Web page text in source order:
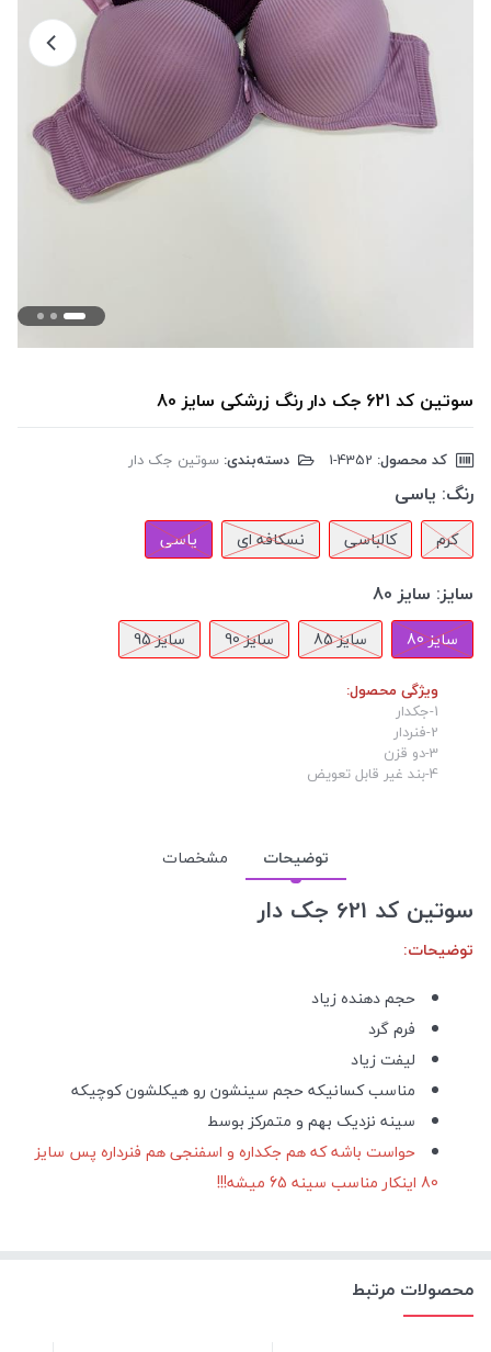
سوتین کد 621 جک دار رنگ زرشکی سایز 80
کد محصول: دسته‌بندی: سوتین جک دار
رنگ: یاسی
کرم کالباسی نسکافه ای یاسی
سایز: سایز 80
سایز 80 سایز 85 سایز 90 سایز 95
ویژگی محصول:
1-جکدار
2-فنردار
3-دو قزن
4-بند غیر قابل تعویض
توضیحات مشخصات
سوتین کد 621 جک دار
توضیحات:
حجم دهنده زیاد
فرم گرد
لیفت زیاد
مناسب کسانیکه حجم سینشون رو هیکلشون کوچیکه
سینه نزدیک بهم و متمرکز بوسط
حواست باشه که هم جکداره و اسفنجی هم فنرداره پس سایز
80 اینکار مناسب سینه 65 میشه!!!
محصولات مرتبط